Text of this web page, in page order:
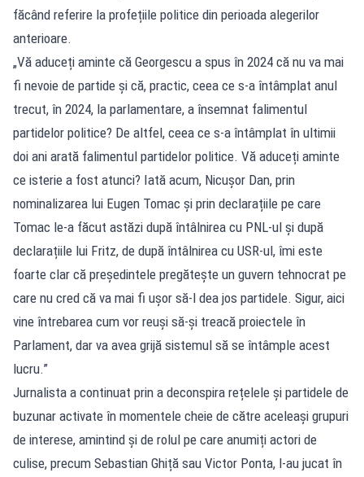
făcând referire la profețiile politice din perioada alegerilor
anterioare.
„Vă aduceți aminte că Georgescu a spus în 2024 că nu va mai
fi nevoie de partide și că, practic, ceea ce s-a întâmplat anul
trecut, în 2024, la parlamentare, a însemnat falimentul
partidelor politice? De altfel, ceea ce s-a întâmplat în ultimii
doi ani arată falimentul partidelor politice. Vă aduceți aminte
ce isterie a fost atunci? Iată acum, Nicușor Dan, prin
nominalizarea lui Eugen Tomac și prin declarațiile pe care
Tomac le-a făcut astăzi după întâlnirea cu PNL-ul și după
declarațiile lui Fritz, de după întâlnirea cu USR-ul, îmi este
foarte clar că președintele pregătește un guvern tehnocrat pe
care nu cred că va mai fi ușor să-l dea jos partidele. Sigur, aici
vine întrebarea cum vor reuși să-și treacă proiectele în
Parlament, dar va avea grijă sistemul să se întâmple acest
lucru.”
Jurnalista a continuat prin a deconspira rețelele și partidele de
buzunar activate în momentele cheie de către aceleași grupuri
de interese, amintind și de rolul pe care anumiți actori de
culise, precum Sebastian Ghiță sau Victor Ponta, l-au jucat în